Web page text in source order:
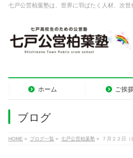
七戸公営柏葉塾は、世界に羽ばたく人材、次世
ホーム ご挨
ブログ
HOME » ブログ一覧 » 七戸公営柏葉塾 » ７月２２日